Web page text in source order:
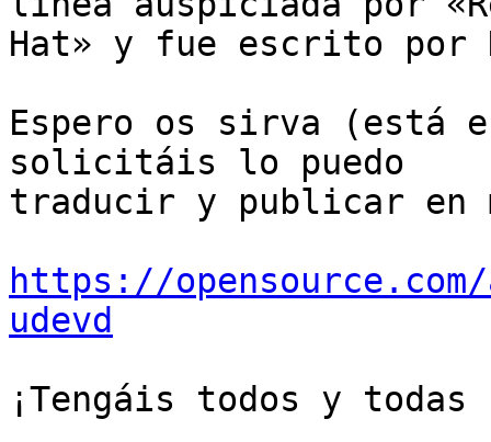
Hat» y fue escrito por
Espero os sirva (está
solicitáis lo puedo
traducir y publicar en
https://
udevd
¡Tengáis todos y